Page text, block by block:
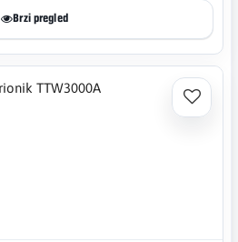
Brzi pregled